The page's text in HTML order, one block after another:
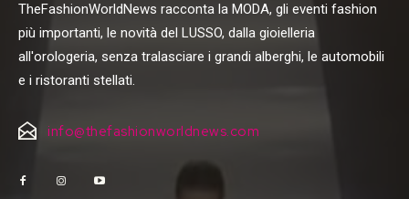
TheFashionWorldNews racconta la MODA, gli eventi fashion
più importanti, le novità del LUSSO, dalla gioielleria
all'orologeria, senza tralasciare i grandi alberghi, le automobili
e i ristoranti stellati.
info@thefashionworldnews.com